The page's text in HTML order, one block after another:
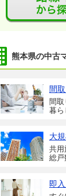
熊本県の中古
間
間取
暮ら
大
共用
総戸
即